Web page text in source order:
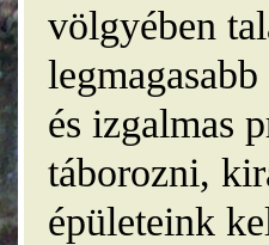
völgyében
és izgalmas
táborozni,
épületeink